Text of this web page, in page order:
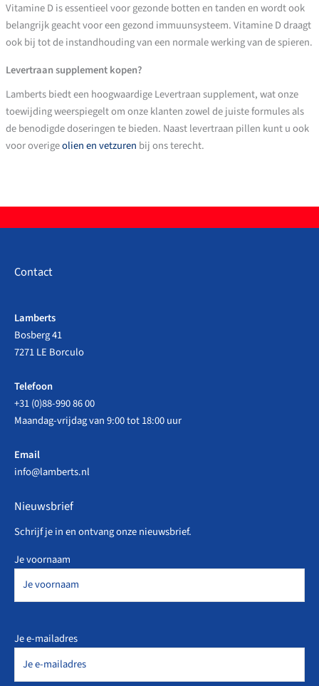
Vitamine D is essentieel voor gezonde botten en tanden en wordt ook
belangrijk geacht voor een gezond immuunsysteem. Vitamine D draagt
ook bij tot de instandhouding van een normale werking van de spieren.
Levertraan supplement kopen?
Lamberts biedt een hoogwaardige Levertraan supplement, wat onze
toewijding weerspiegelt om onze klanten zowel de juiste formules als
de benodigde doseringen te bieden. Naast levertraan pillen kunt u ook
voor overigeolien en vetzuren bij ons terecht.
Contact
Lamberts
Bosberg 41
7271 LE Borculo
Telefoon
+31 (0)88-990 86 00
Maandag-vrijdag van 9:00 tot 18:00 uur
Email
info@lamberts.nl
Nieuwsbrief
Schrijf je in en ontvang onze nieuwsbrief.
Je voornaam
Je e-mailadres